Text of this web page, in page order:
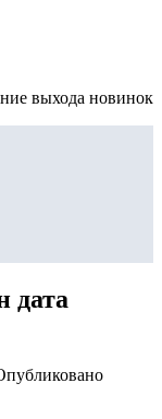
выхода новинок
дата